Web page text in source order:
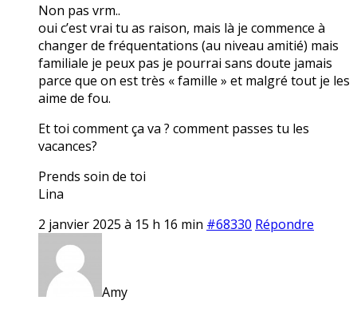
Non pas vrm..
oui c’est vrai tu as raison, mais là je commence à
changer de fréquentations (au niveau amitié) mais
familiale je peux pas je pourrai sans doute jamais
parce que on est très « famille » et malgré tout je les
aime de fou.
Et toi comment ça va ? comment passes tu les
vacances?
Prends soin de toi
Lina
2 janvier 2025 à 15 h 16 min #68330 Répondre
Amy